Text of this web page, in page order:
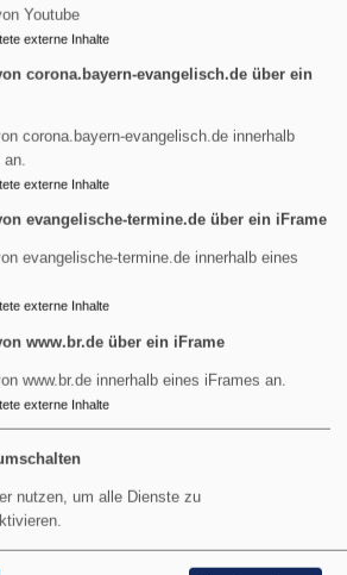
Kultur" -
Tikwe
Evangelisches Gemeindehaus
Youtube
externe Inhalte
corona.bayern-evangelisch.de über ein
corona.bayern-evangelisch.de innerhalb
externe Inhalte
evangelische-termine.de über ein iFrame
evangelische-termine.de innerhalb eines
externe Inhalte
www.br.de über ein iFrame
www.br.de innerhalb eines iFrames an.
externe Inhalte
nutzen, um alle Dienste zu